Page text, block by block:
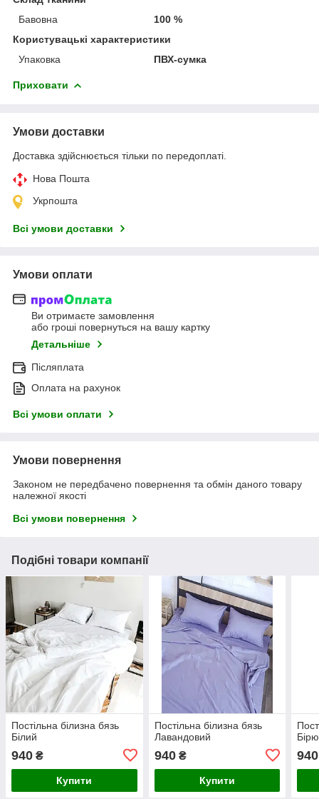
Бавовна
100 %
Користувацькі характеристики
Упаковка
ПВХ-сумка
Приховати
Умови доставки
Доставка здійснюється тільки по передоплаті.
Нова Пошта
Укрпошта
Всі умови доставки
Умови оплати
Ви отримаєте замовлення
або гроші повернуться на вашу картку
Детальніше
Післяплата
Оплата на рахунок
Всі умови оплати
Умови повернення
Законом не передбачено повернення та обмін даного товару
належної якості
Всі умови повернення
Подібні товари компанії
Постільна білизна бязь
Білий
940 ₴
Купити
Постільна білизна бязь
Лавандовий
940₴
Купити
940